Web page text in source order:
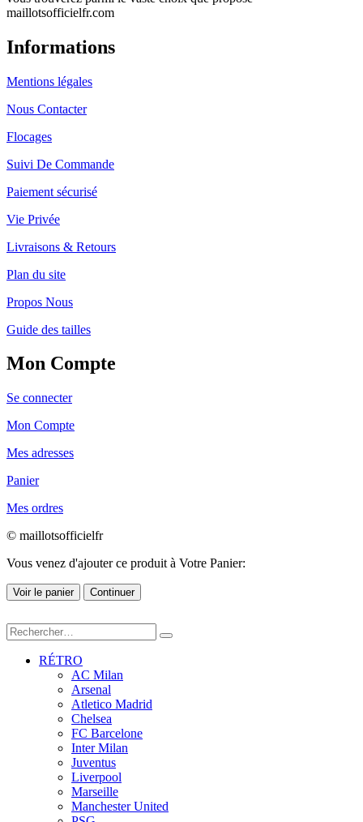
maillotsofficielfr.com
Informations
Mentions légales
Nous Contacter
Flocages
Suivi De Commande
Paiement sécurisé
Vie Privée
Livraisons & Retours
Plan du site
Propos Nous
Guide des tailles
Mon Compte
Se connecter
Mon Compte
Mes adresses
Panier
Mes ordres
© maillotsofficielfr
Vous venez d'ajouter ce produit à Votre Panier:
Voir le panier Continuer
RÉTRO
AC Milan
Arsenal
Atletico Madrid
Chelsea
FC Barcelone
Inter Milan
Juventus
Liverpool
Marseille
Manchester United